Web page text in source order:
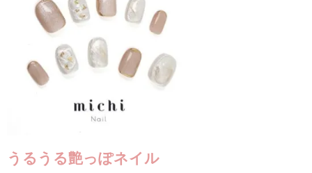
うるうる艶っぽネイル